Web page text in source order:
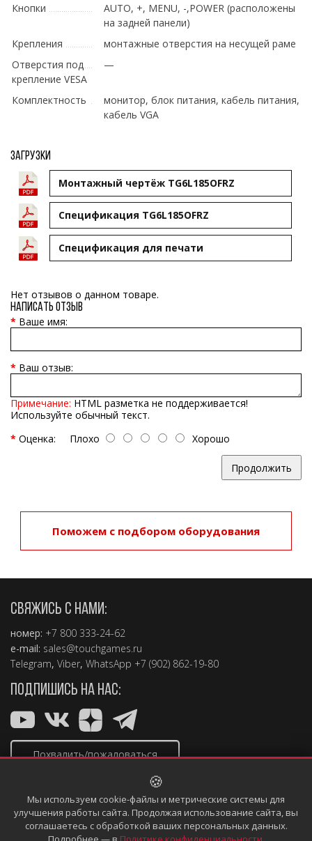
Кнопки
AUTO, +, MENU, -,POWER (расположены
на задней панели)
Крепления
монтажные отверстия на несущей раме
Отверстия под
крепление VESA
—
Комплектность
монитор, блок питания, кабель питания,
кабель VGA
Загрузки
Монтажный чертёж TG6L185OFRZ
Спецификация TG6L185OFRZ
Cпецификация для печати
Нет отзывов о данном товаре.
Написать отзыв
Ваше имя:
Ваш отзыв:
Примечание: HTML разметка не поддерживается!
Используйте обычный текст.
Оценка: Плохо Хорошо
Продолжить
Поможем с подбором оборудования
СВЯЖИСЬ С НАМИ:
номер: +7 800 333-24-62
e-mail: sales@touchgames.ru
Telegram, Viber, WhatsApp +7 (902) 862-19-80
ПОДПИШИСЬ НА НАС:
Похвалить/пожаловаться
Copyright © 2004 – 2026, TouchGames
🍪
Мы используем cookie-файлы и метрические системы для
улучшения работы сайта. Продолжая использование сайта, вы
соглашаетесь с обработкой ваших персональных данных.